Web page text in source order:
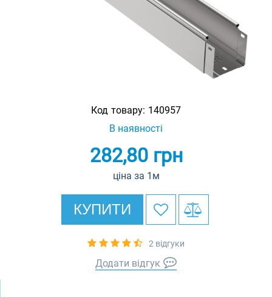
Код товару: 140957
В наявності
282,80грн
ціна за 1м
КУПИТИ
2 відгуки
Додати відгук